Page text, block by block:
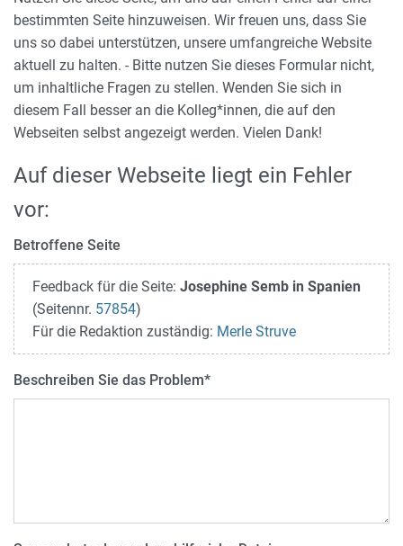
bestimmten Seite hinzuweisen. Wir freuen uns, dass Sie
uns so dabei unterstützen, unsere umfangreiche Website
aktuell zu halten. - Bitte nutzen Sie dieses Formular nicht,
um inhaltliche Fragen zu stellen. Wenden Sie sich in
diesem Fall besser an die Kolleg*innen, die auf den
Webseiten selbst angezeigt werden. Vielen Dank!
Auf dieser Webseite liegt ein Fehler
vor:
Betroffene Seite
Feedback für die Seite: Josephine Semb in Spanien
(Seitennr. 57854)
Für die Redaktion zuständig: Merle Struve
Beschreiben Sie das Problem*